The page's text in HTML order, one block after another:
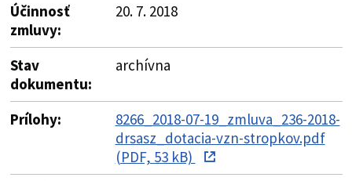
Účinnosť
zmluvy:
20. 7. 2018
Stav
dokumentu:
archívna
Prílohy:
8266_2018-07-19_zmluva_236-2018-
drsasz_dotacia-vzn-stropkov.pdf
(PDF, 53 kB)